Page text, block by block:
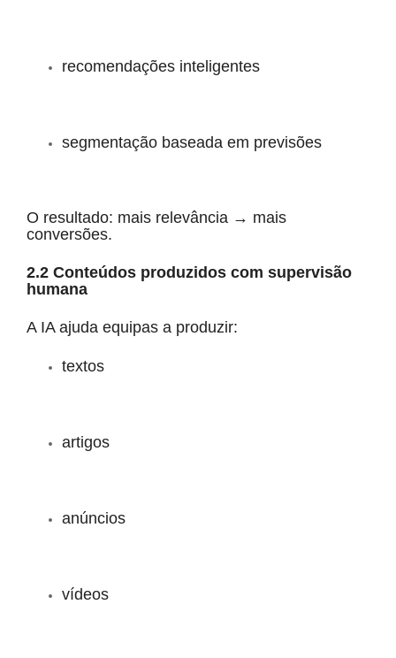
recomendações inteligentes
segmentação baseada em previsões
O resultado: mais relevância → mais
conversões.
2.2 Conteúdos produzidos com supervisão
humana
A IA ajuda equipas a produzir:
textos
artigos
anúncios
vídeos